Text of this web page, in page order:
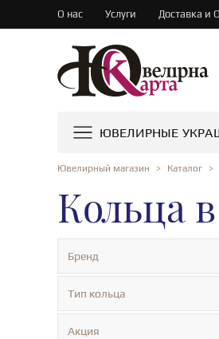
О нас Услуги Доставка и
ЮВЕЛИРНЫЕ
Ювелирный магазин Каталог
Кольца
Бренд
Тип кольца
Акция